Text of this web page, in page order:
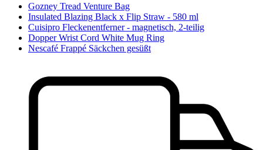
Gozney Tread Venture Bag
Insulated Blazing Black x Flip Straw - 580 ml
Cuisipro Fleckenentferner - magnetisch, 2-teilig
Dopper Wrist Cord White Mug Ring
Nescafé Frappé Säckchen gesüßt